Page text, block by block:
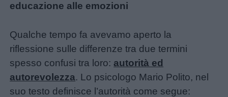
educazione alle emozioni
Qualche tempo fa avevamo aperto la
riflessione sulle differenze tra due termini
spesso confusi tra loro:autorità ed
autorevolezza. Lo psicologo Mario Polito, nel
suo testo definisce l’autorità come segue: